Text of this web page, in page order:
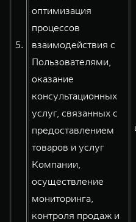
5.
оптимизация
процессов
взаимодействия с
Пользователями,
оказание
консультационных
услуг, связанных с
предоставлением
товаров и услуг
Компании,
осуществление
мониторинга,
контроля продаж и